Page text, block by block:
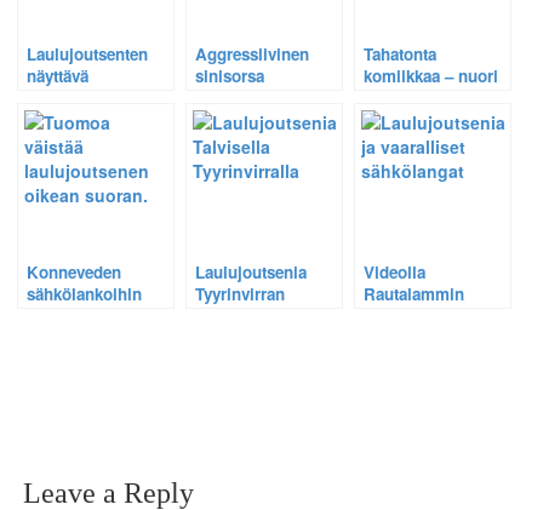
Laulujoutsenten
näyttävä
kevätmyrskyssä
Aggressiivinen
sinisorsa
laulujoutsenen ja
kanadanhanhet
Tahatonta
komiikkaa – nuori
könyää jäätyneellä
järvenlahdella.
Konneveden
sähkölankoihin
Laulujoutsenia
Tyyrinvirran
Videolla
Rautalammin
Leave a Reply